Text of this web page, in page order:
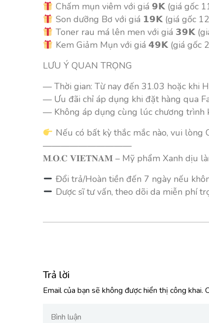
Chấm mụn viêm với giá 𝟵𝗞 (giá gốc
Son dưỡng Bơ với giá 𝟭𝟵𝗞 (giá gốc
Toner rau má lên men với giá 𝟯𝟵𝗞
Kem Giảm Mụn với giá 𝟰𝟵𝗞 (giá gốc
LƯU Ý QUAN TRỌNG
— Thời gian: Từ nay đến 31.03 hoặc khi
— Ưu đãi chỉ áp dụng khi đặt hàng qua
— Không áp dụng cùng lúc chương trình
Nếu có bất kỳ thắc mắc nào, vui lòng
——————————
𝐌.𝐎.𝐂 𝐕𝐈𝐄𝐓𝐍𝐀𝐌 – Mỹ phẩm Xanh dịu
Đổi trả/Hoàn tiền đến 7 ngày nếu
Dược sĩ tư vấn, theo dõi da miễn phí
Trả lời
Email của bạn sẽ không được hiển thị công khai.